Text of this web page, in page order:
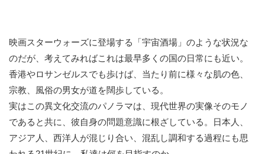
映画スターウォーズに登場する「宇宙酒場」のような状況な
のだが、考えてみればこれは最早多くの国の日常にも近い。
香港やロサンゼルスでも歩けば、当たり前に様々な肌の色、
宗教、風俗の男女が道を闊歩している。
実はこの異文化交流のパノラマは、現代世界の実像そのモノ
であると共に、彼自身の問題意識に根ざしている。日本人、
アジア人、西洋人が混じり合い、混乱し調和する過程にも思